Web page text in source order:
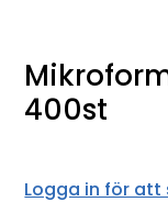
400st
Logga in för att